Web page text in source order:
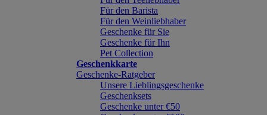
Für den Barista
Für den Weinliebhaber
Geschenke für Sie
Geschenke für Ihn
Pet Collection
Geschenkkarte
Geschenke-Ratgeber
Unsere Lieblingsgeschenke
Geschenksets
Geschenke unter €50